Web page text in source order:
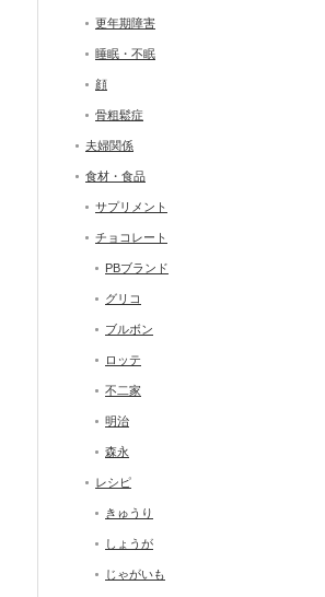
更年期障害
睡眠・不眠
顔
骨粗鬆症
夫婦関係
食材・食品
サプリメント
チョコレート
PBブランド
グリコ
ブルボン
ロッテ
不二家
明治
森永
レシピ
きゅうり
しょうが
じゃがいも